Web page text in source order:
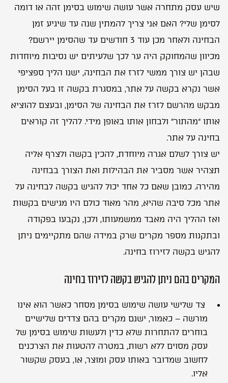
שיש עסק מתחרה אשר עושה שימוש בסימן זהה או דומה
לסימן שלי? האם אני צריך להמתין שנה עד שיגיע זמן
הבחינה ולאחר מכן עוד 3 חודשים עד שהסימן יירשם?
מכיוון שהמחוקק היה ער לכך שלעיתים יש נסיבות מיוחדות
שבהן יש צורך ממשי לזרז את הבחינה, ישנו הליך ספציפי
אשר נקרא בקשה על אתר, במסגרת בקשה זו בעל הסימן
מבקש מהרשם לזרז את הבחינה של הסימן, ובעצם להוציא
אותו “מהתור” ולבחון אותו באופן מידי. להליך זה קוראים
בחינה על אתר.
יש צורך לשלם אגרה מיוחדת, להכין בקשה ולצרף אליה
תצהיר אשר מסביר את הבהילות ואת הצורך בבחינה
מהירה. כמובן שאם כל אחד יכול להגיש בקשה לבחינה על
אתר מכל סיבה שהיא, מהר מאוד כולם היו מגישים בקשות
ואז ההליך היה מאבד ממשמעותו, ולכן, נקבעו בפקודה
ובתקנות מספר מקרים שרק במידה שהם מתקיימים ניתן
להגיש בקשה לזירוז בחינה.
המקרים בהם ניתן להגיש בקשה לזירוז בחינה
צד שלישי עושה שימושבסימן מסחרכאשר הוא אינו
מורשה – כאמור, ישנם מקרים בהם צדדים שלישיים
בוחרים להתחרות שלא כדין ולעשות שימוש בסימן של
עסק מסוים ללא רשות, במטרה להטעות את הצרכנים
לחשוב שמדובר באותו עסק ומוצר, או, בעסק שקשור
אליו.